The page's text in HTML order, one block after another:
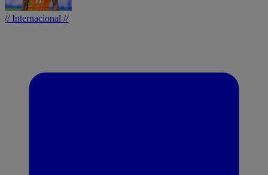
// Internacional //